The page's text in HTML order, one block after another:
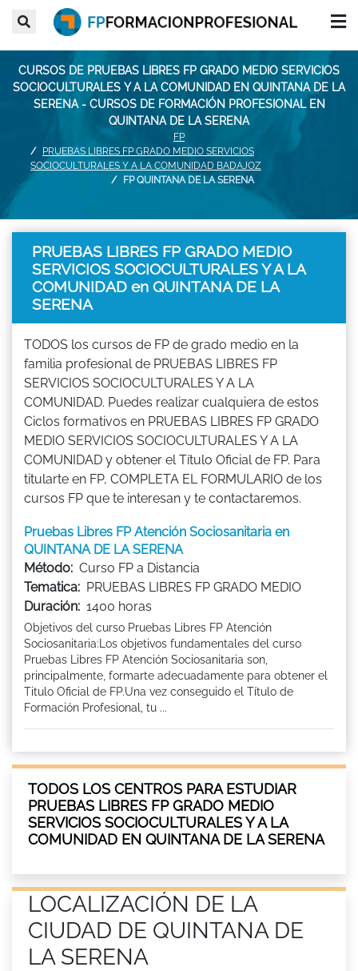
CURSOS DE PRUEBAS LIBRES FP GRADO MEDIO SERVICIOS
SOCIOCULTURALES Y A LA COMUNIDAD EN QUINTANA DE LA
SERENA - CURSOS DE FORMACIÓN PROFESIONAL EN
QUINTANA DE LA SERENA
FP
PRUEBAS LIBRES FP GRADO MEDIO SERVICIOS
SOCIOCULTURALES Y A LA COMUNIDAD BADAJOZ
FP QUINTANA DE LA SERENA
PRUEBAS LIBRES FP GRADO MEDIO
SERVICIOS SOCIOCULTURALES Y A LA
COMUNIDAD en QUINTANA DE LA
SERENA
TODOS los cursos de FP de grado medio en la
familia profesional de PRUEBAS LIBRES FP
SERVICIOS SOCIOCULTURALES Y A LA
COMUNIDAD. Puedes realizar cualquiera de estos
Ciclos formativos en PRUEBAS LIBRES FP GRADO
MEDIO SERVICIOS SOCIOCULTURALES Y A LA
COMUNIDAD y obtener el Título Oficial de FP. Para
titularte en FP, COMPLETA EL FORMULARIO de los
cursos FP que te interesan y te contactaremos.
Pruebas Libres FP Atención Sociosanitaria en
QUINTANA DE LA SERENA
Método: Curso FP a Distancia
Tematica: PRUEBAS LIBRES FP GRADO MEDIO
Duración: 1400 horas
Objetivos del curso Pruebas Libres FP Atención
Sociosanitaria:Los objetivos fundamentales del curso
Pruebas Libres FP Atención Sociosanitaria son,
principalmente, formarte adecuadamente para obtener el
Titulo Oficial de FP.Una vez conseguido el Título de
Formación Profesional, tu ...
TODOS LOS CENTROS PARA ESTUDIAR
PRUEBAS LIBRES FP GRADO MEDIO
SERVICIOS SOCIOCULTURALES Y A LA
COMUNIDAD EN QUINTANA DE LA SERENA
LOCALIZACIÓN DE LA
CIUDAD DE QUINTANA DE
LA SERENA